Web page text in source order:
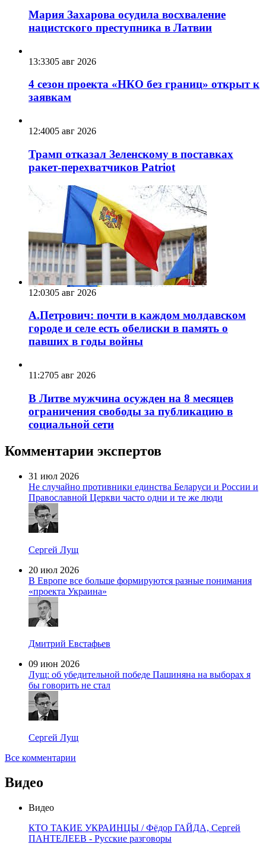
Мария Захарова осудила восхваление
нацистского преступника в Латвии
13:3305 авг 2026
4 сезон проекта «НКО без границ» открыт к
заявкам
12:4005 авг 2026
Трамп отказал Зеленскому в поставках
ракет-перехватчиков Patriot
12:0305 авг 2026
А.Петрович: почти в каждом молдавском
городе и селе есть обелиски в память о
павших в годы войны
11:2705 авг 2026
В Литве мужчина осужден на 8 месяцев
ограничения свободы за публикацию в
социальной сети
Комментарии экспертов
31 июл 2026
Не случайно противники единства Беларуси и России и
Православной Церкви часто одни и те же люди
Сергей Лущ
20 июл 2026
В Европе все больше формируются разные понимания
«проекта Украина»
Дмитрий Евстафьев
09 июн 2026
Лущ: об убедительной победе Пашиняна на выборах я
бы говорить не стал
Сергей Лущ
Все комментарии
Видео
Видео
КТО ТАКИЕ УКРАИНЦЫ / Фёдор ГАЙДА, Сергей
ПАНТЕЛЕЕВ - Русские разговоры